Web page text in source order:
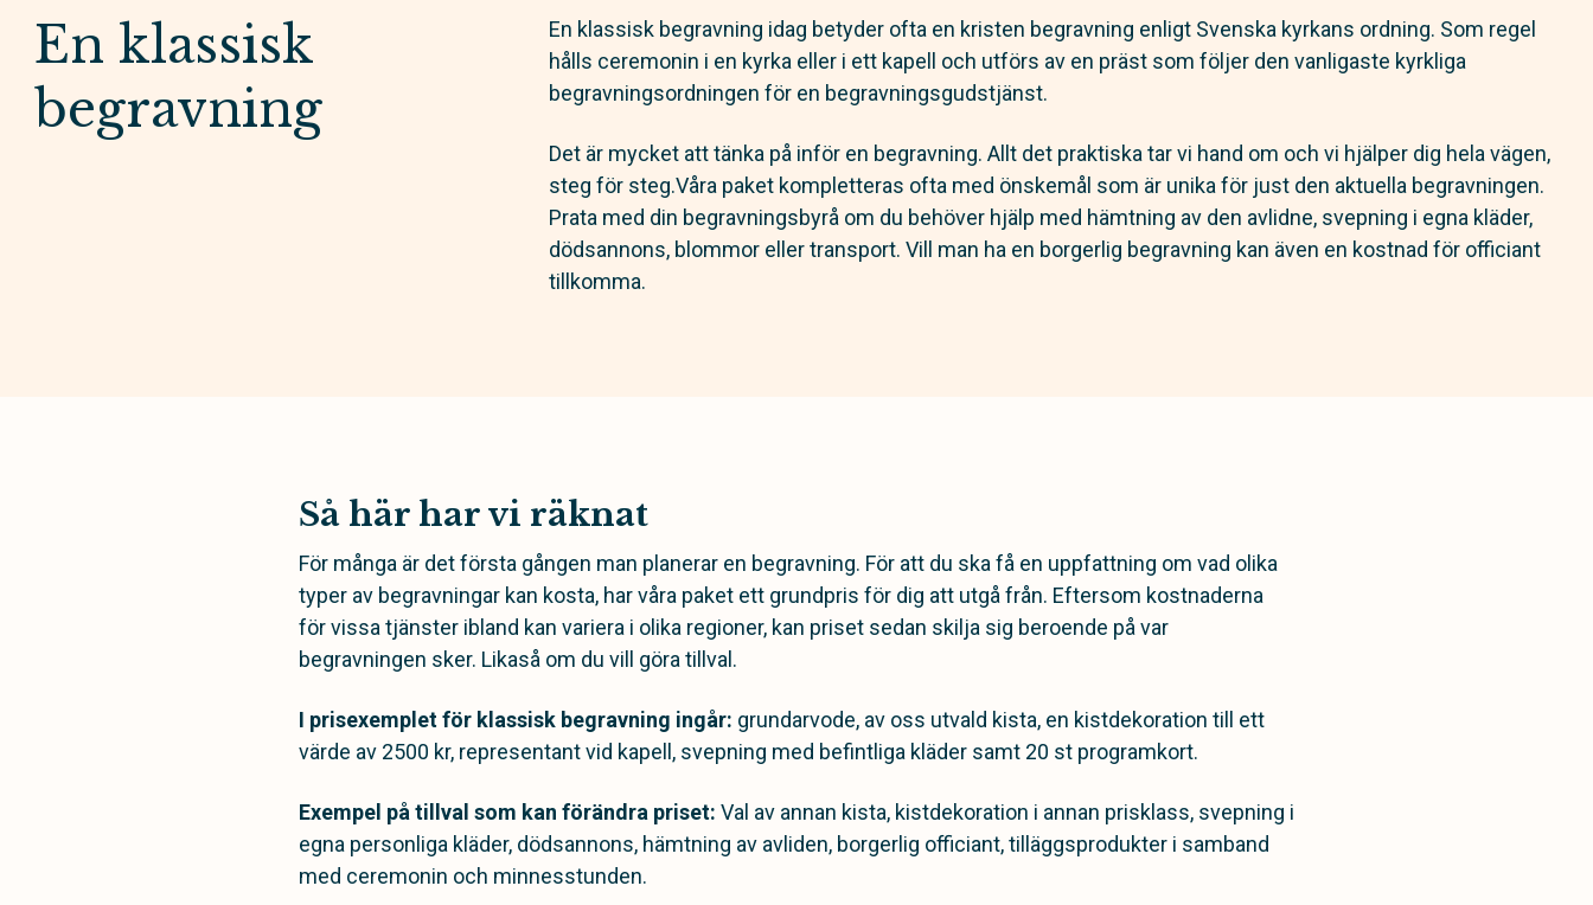
En klassisk
begravning
En klassisk begravning idag betyder ofta en kristen begravning enligt Svenska kyrkans ordning. Som regel
hålls ceremonin i en kyrka eller i ett kapell och utförs av en präst som följer den vanligaste kyrkliga
begravningsordningen för en begravningsgudstjänst.
Det är mycket att tänka på inför en begravning. Allt det praktiska tar vi hand om och vi hjälper dig hela vägen,
steg för steg.Våra paket kompletteras ofta med önskemål som är unika för just den aktuella begravningen.
Prata med din begravningsbyrå om du behöver hjälp med hämtning av den avlidne, svepning i egna kläder,
dödsannons, blommor eller transport. Vill man ha en borgerlig begravning kan även en kostnad för officiant
tillkomma.
Så här har vi räknat
För många är det första gången man planerar en begravning. För att du ska få en uppfattning om vad olika
typer av begravningar kan kosta, har våra paket ett grundpris för dig att utgå från. Eftersom kostnaderna
för vissa tjänster ibland kan variera i olika regioner, kan priset sedan skilja sig beroende på var
begravningen sker. Likaså om du vill göra tillval.
I prisexemplet för klassisk begravning ingår: grundarvode, av oss utvald kista, en kistdekoration till ett
värde av 2500 kr, representant vid kapell, svepning med befintliga kläder samt 20 st programkort.
Exempel på tillval som kan förändra priset: Val av annan kista, kistdekoration i annan prisklass, svepning i
egna personliga kläder, dödsannons, hämtning av avliden, borgerlig officiant, tilläggsprodukter i samband
med ceremonin och minnesstunden.